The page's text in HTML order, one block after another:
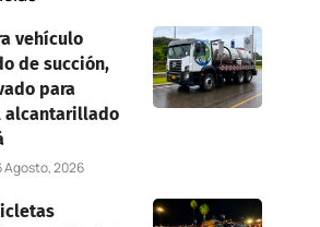
vehículo
de succión,
para
alcantarillado
Agosto, 2026